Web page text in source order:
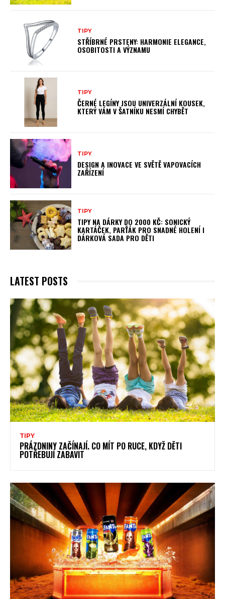
TIPY
STŘÍBRNÉ PRSTENY: HARMONIE ELEGANCE,
OSOBITOSTI A VÝZNAMU
TIPY
ČERNÉ LEGÍNY JSOU UNIVERZÁLNÍ KOUSEK,
KTERÝ VÁM V ŠATNÍKU NESMÍ CHYBĚT
TIPY
DESIGN A INOVACE VE SVĚTĚ VAPOVACÍCH
ZAŘÍZENÍ
TIPY
TIPY NA DÁRKY DO 2000 KČ: SONICKÝ
KARTÁČEK, PARŤÁK PRO SNADNÉ HOLENÍ I
DÁRKOVÁ SADA PRO DĚTI
LATEST POSTS
TIPY
PRÁZDNINY ZAČÍNAJÍ. CO MÍT PO RUCE, KDYŽ DĚTI
POTŘEBUJÍ ZABAVIT